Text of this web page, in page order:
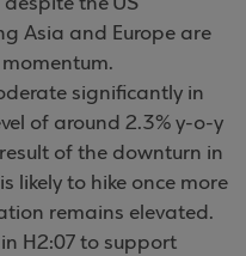
Asia and Europe are
significantly in
of around 2.3% y-o-y
of the downturn in
likely to hike once more
remains elevated.
H2:07 to support